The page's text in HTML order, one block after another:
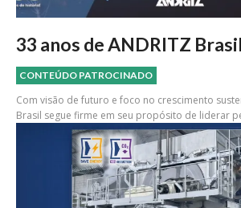
33 anos de ANDRITZ Brasil
CONTEÚDO PATROCINADO
Com visão de futuro e foco no crescimento
Brasil segue firme em seu propósito de liderar